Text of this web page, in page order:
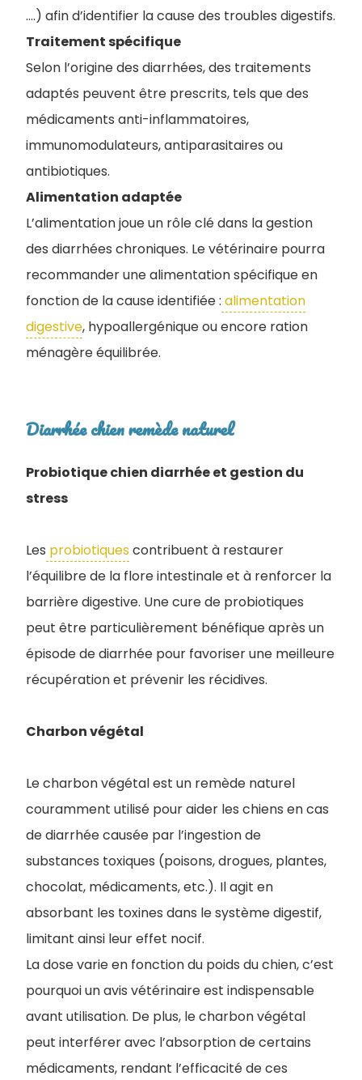
….) afin d’identifier la cause des troubles digestifs.
Traitement spécifique
Selon l’origine des diarrhées, des traitements
adaptés peuvent être prescrits, tels que des
médicaments anti-inflammatoires,
immunomodulateurs, antiparasitaires ou
antibiotiques.
Alimentation adaptée
L’alimentation joue un rôle clé dans la gestion
des diarrhées chroniques. Le vétérinaire pourra
recommander une alimentation spécifique en
fonction de la cause identifiée : alimentation
digestive, hypoallergénique ou encore ration
ménagère équilibrée.
Diarrhée chien remède naturel
Probiotique chien diarrhée et gestion du
stress
Les probiotiquescontribuent à restaurer
l’équilibre de la flore intestinale et à renforcer la
barrière digestive. Une cure de probiotiques
peut être particulièrement bénéfique après un
épisode de diarrhée pour favoriser une meilleure
récupération et prévenir les récidives.
Charbon végétal
Le charbon végétal est un remède naturel
couramment utilisé pour aider les chiens en cas
de diarrhée causée par l’ingestion de
substances toxiques (poisons, drogues, plantes,
chocolat, médicaments, etc.). Il agit en
absorbant les toxines dans le système digestif,
limitant ainsi leur effet nocif.
La dose varie en fonction du poids du chien, c’est
pourquoi un avis vétérinaire est indispensable
avant utilisation. De plus, le charbon végétal
peut interférer avec l’absorption de certains
médicaments, rendant l’efficacité de ces